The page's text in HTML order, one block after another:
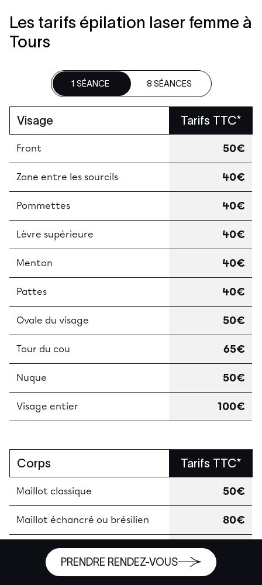
Les tarifs épilation laser femme à
Tours
1 SÉANCE 8 SÉANCES
Visage Tarifs TTC*
Front 50€
Zone entre les sourcils 40€
Pommettes 40€
Lèvre supérieure 40€
Menton 40€
Pattes 40€
Ovale du visage 50€
Tour du cou 65€
Nuque 50€
Visage entier 100€
Corps Tarifs TTC*
Maillot classique 50€
Maillot échancré ou brésilien 80€
Maillot intégral
Aisselles
PRENDRE RENDEZ-VOUS